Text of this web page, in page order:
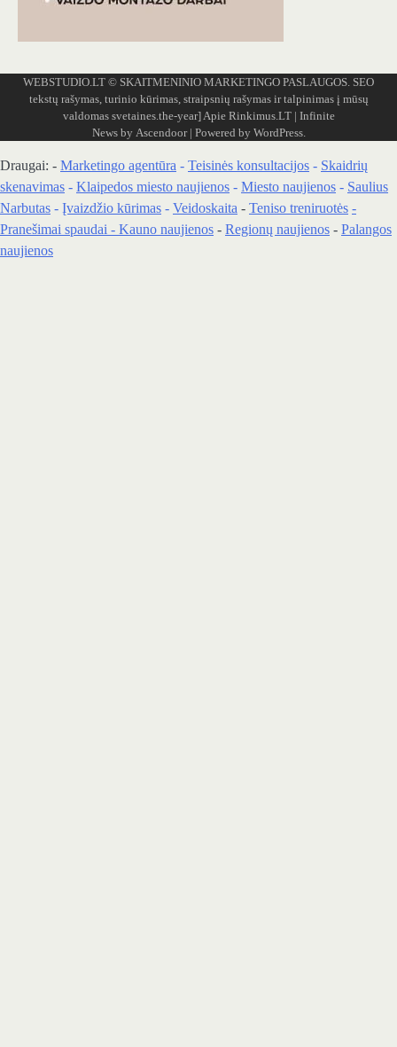
WEBSTUDIO.LT © SKAITMENINIO MARKETINGO PASLAUGOS. SEO
tekstų rašymas, turinio kūrimas, straipsnių rašymas ir talpinimas į mūsų
valdomas svetaines.the-year]Apie Rinkimus.LT| Infinite
News by Ascendoor| Powered by WordPress.
Draugai: - Marketingo agentūra - Teisinės konsultacijos - Skaidrių
skenavimas - Klaipedos miesto naujienos - Miesto naujienos - Saulius
Narbutas - Įvaizdžio kūrimas - Veidoskaita - Teniso treniruotės -
Pranešimai spaudai - Kauno naujienos - Regionų naujienos - Palangos
naujienos